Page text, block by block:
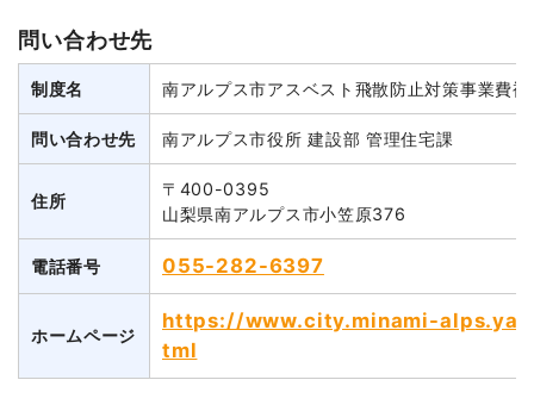
問い合わせ先
制度名 南アルプス市アスベスト飛散防止対策事業費補
問い合わせ先 南アルプス市役所 建設部 管理住宅課
住所
〒400-0395
山梨県南アルプス市小笠原376
電話番号 055-282-6397
ホームページ
https://www.city.minami-
tml